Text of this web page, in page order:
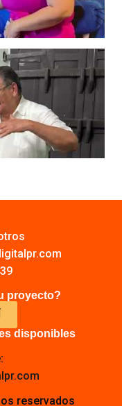
proyecto?
disponibles
reservados